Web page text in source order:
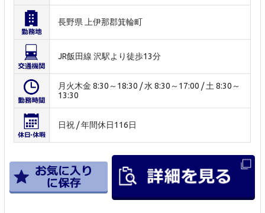
長野県 上伊那郡箕輪町
JR飯田線 沢駅より徒歩13分
月火木金 8:30～18:30 / 水 8:30～17:00 / 土 8:30～
13:30
日祝 / 年間休日116日